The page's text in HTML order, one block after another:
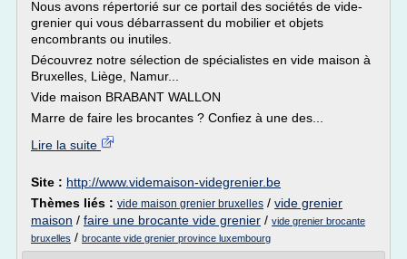
Nous avons répertorié sur ce portail des sociétés de vide-
grenier qui vous débarrassent du mobilier et objets
encombrants ou inutiles.
Découvrez notre sélection de spécialistes en vide maison à
Bruxelles, Liège, Namur...
Vide maison BRABANT WALLON
Marre de faire les brocantes ? Confiez à une des...
Lire la suite
Site : http://www.videmaison-videgrenier.be
Thèmes liés : vide maison grenier bruxelles / vide grenier
maison / faire une brocante vide grenier / vide grenier brocante
bruxelles / brocante vide grenier province luxembourg